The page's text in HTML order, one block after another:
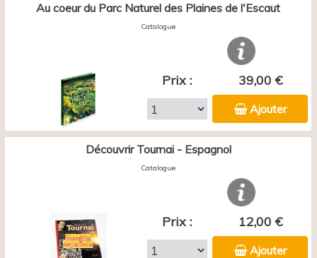
Au coeur du Parc Naturel des Plaines de l'Escaut
Catalogue
Prix : 39,00 €
Ajouter
Découvrir Tournai - Espagnol
Catalogue
Prix : 12,00 €
Ajouter